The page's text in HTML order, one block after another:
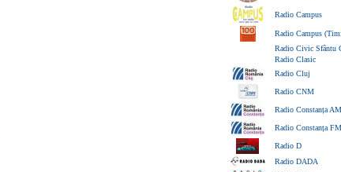
Radio Campus
Radio Campus
Radio Civic Sfântu
Radio Clasic
Radio Cluj
Radio CNM
Radio Constanța AM
Radio Constanța FM
Radio D
Radio DADA